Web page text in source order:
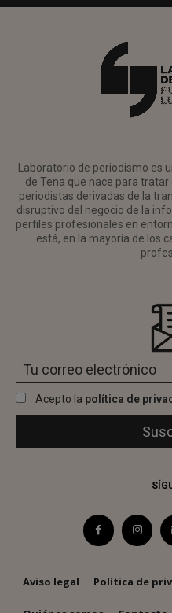
Laboratorio de periodismo es
de Tena que nace para
periodistas derivadas de la
disruptivo del negocio de la
perfiles profesionales en
está, en la mayoría de los
Acepto la política de
Aviso legal Política de